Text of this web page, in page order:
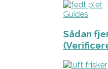
Guides
Sådan